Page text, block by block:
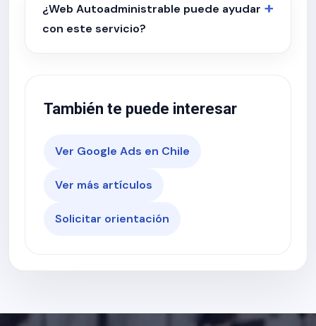
¿Web Autoadministrable puede ayudar
con este servicio?
También te puede interesar
Ver Google Ads en Chile
Ver más artículos
Solicitar orientación